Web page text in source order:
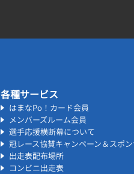
各種サービス
はまなPo！カード会員
メンバーズルーム会員
選手応援横断幕について
冠レース協賛キャンペーン＆スポ
出走表配布場所
コンビニ出走表